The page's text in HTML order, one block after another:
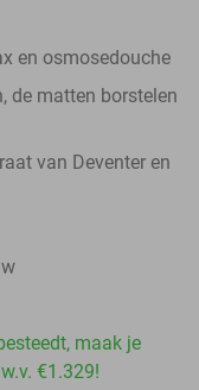
en osmosedouche
de matten borstelen
van Deventer en
maak je
€1.329!